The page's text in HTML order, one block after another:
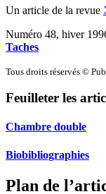
Un article de la revue
Numéro 48, hiver
Taches
Tous droits réservés ©
Feuilleter les
Chambre double
Biobibliographies
Plan de